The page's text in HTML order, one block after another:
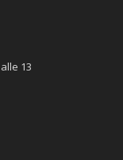
13